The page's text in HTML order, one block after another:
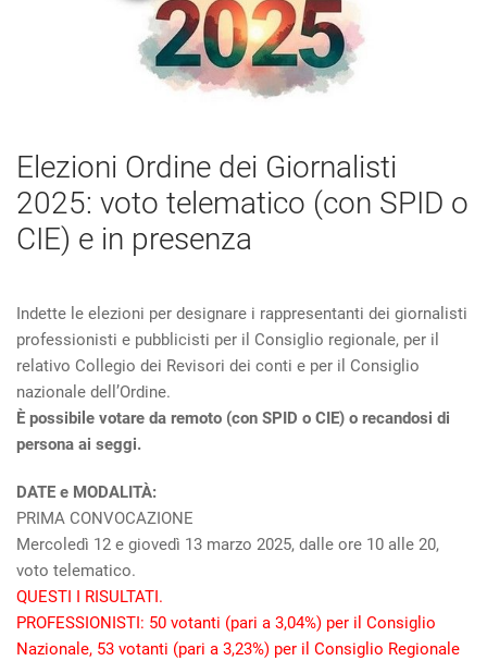
Elezioni Ordine dei Giornalisti
2025: voto telematico (con SPID o
CIE) e in presenza
Indette le elezioni per designare i rappresentanti dei giornalisti
professionisti e pubblicisti per il Consiglio regionale, per il
relativo Collegio dei Revisori dei conti e per il Consiglio
nazionale dell’Ordine.
È possibile votare da remoto (con SPID o CIE) o recandosi di
persona ai seggi.
DATE e MODALITÀ:
PRIMA CONVOCAZIONE
Mercoledì 12 e giovedì 13 marzo 2025, dalle ore 10 alle 20,
voto telematico.
QUESTI I RISULTATI.
PROFESSIONISTI: 50 votanti (pari a 3,04%) per il Consiglio
Nazionale, 53 votanti (pari a 3,23%) per il Consiglio Regionale